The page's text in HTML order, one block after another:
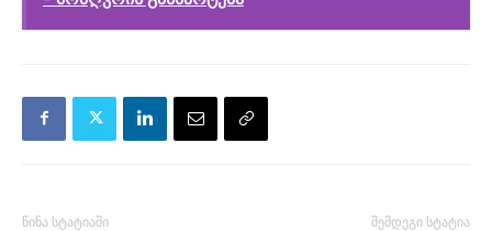
წინა სტატიაში შემდეგი სტატია